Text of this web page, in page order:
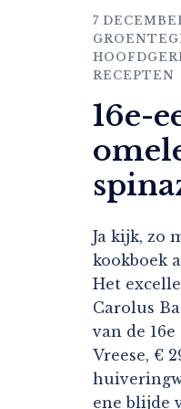
7
RECEPTEN
16e-
Ja kijk, zo
kookboek
Het
Carolus
van de
Vreese, €
ene blijde